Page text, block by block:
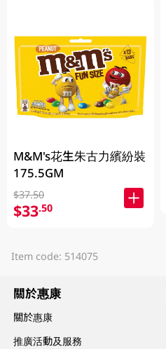
M&M's花生朱古力繽紛裝
175.5GM
$37.50
$33.50
Item code: 514075
關於惠康
關於惠康
推廣活動及服務